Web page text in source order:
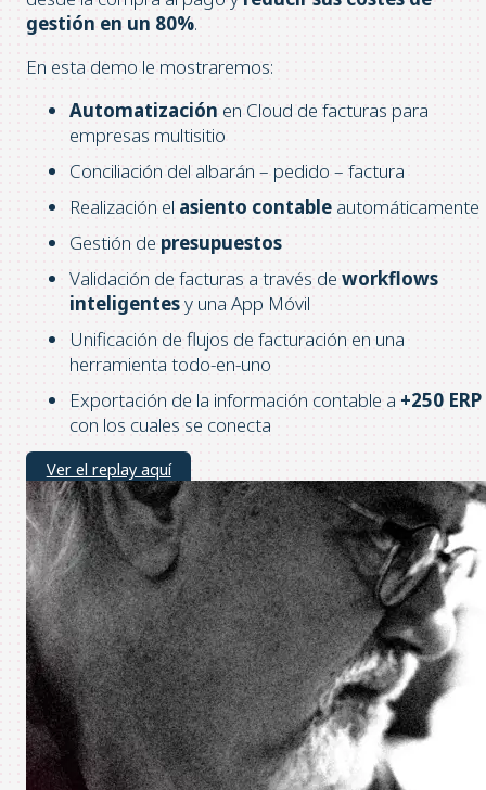
gestión en un 80%.
En esta demo le mostraremos:
Automatización en Cloud de facturas para
empresas multisitio
Conciliación del albarán – pedido – factura
Realización el asiento contable automáticamente
Gestión de presupuestos
Validación de facturas a través de workflows
inteligentesy una App Móvil
Unificación de flujos de facturación en una
herramienta todo-en-uno
Exportación de la información contable a +250 ERP
con los cuales se conecta
Ver el replay aquí